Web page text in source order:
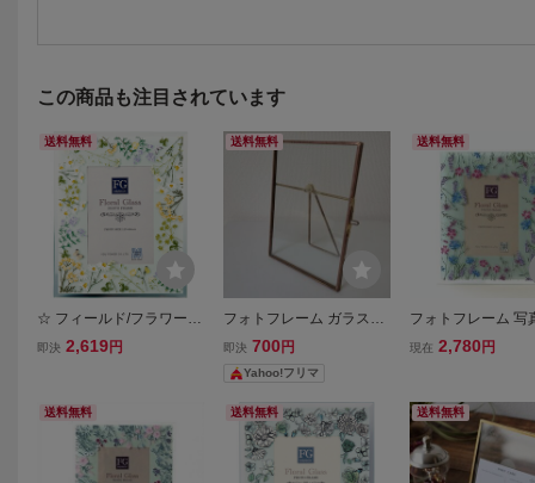
この商品も注目されています
送料無料
☆ フィールド/フラワーイ
エロー ☆ FGデザイン フ
フォトスタンド 写真たて
即決 2,619円
送料無料
送料無料
フォトフレーム ガラスス
タンド 写真立て 写真ホル
即決 700 円
Yahoo!フリマ
送料無料
送料無料
フォトフレーム 写
おしゃれ ガラス 花
送料無料(一部地域
wr5330
現在 2,780 円
送料無料